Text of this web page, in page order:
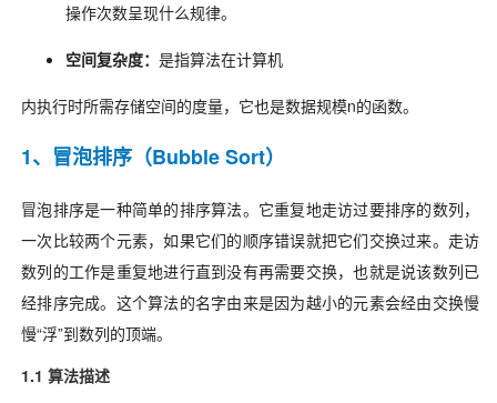
操作次数呈现什么规律。
空间复杂度： 是指算法在计算机
内执行时所需存储空间的度量，它也是数据规模n的函数。
1、冒泡排序（Bubble Sort）
冒泡排序是一种简单的排序算法。它重复地走访过要排序的数列，
一次比较两个元素，如果它们的顺序错误就把它们交换过来。走访
数列的工作是重复地进行直到没有再需要交换，也就是说该数列已
经排序完成。这个算法的名字由来是因为越小的元素会经由交换慢
慢“浮”到数列的顶端。
1.1 算法描述